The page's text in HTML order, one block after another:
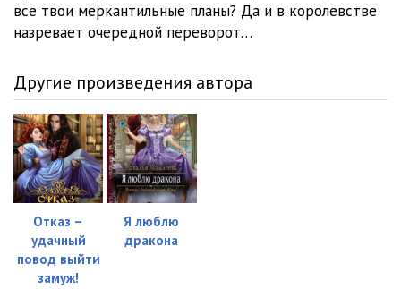
15 Легко ли стать королевой
17 Легко ли стать королевой 52:42
18 Легко ли стать королевой
19 Легко ли стать королевой.Эпилог.
все твои меркантильные планы? Да и в королевстве
назревает очередной переворот…
Другие произведения автора
Отказ –
удачный
повод выйти
замуж!
Я люблю
дракона